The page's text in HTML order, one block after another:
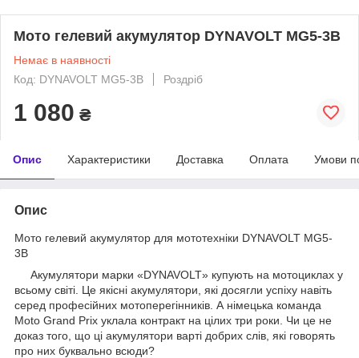
Мото гелевий акумулятор DYNAVOLT MG5-3B
Немає в наявності
Код: DYNAVOLT MG5-3B
Роздріб
1 080 ₴
Опис Характеристики Доставка Оплата Умови
Опис
Мото гелевий акумулятор для мототехніки DYNAVOLT MG5-
3B
Акумулятори марки «DYNAVOLT» купують на мотоциклах у
всьому світі. Це якісні акумулятори, які досягли успіху навіть
серед професійних мотоперегінників. А німецька команда
Moto Grand Prix уклала контракт на цілих три роки. Чи це не
доказ того, що ці акумулятори варті добрих слів, які говорять
про них буквально всюди?